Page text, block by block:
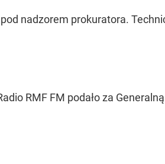
nadzorem prokuratora.
RMF FM podało za